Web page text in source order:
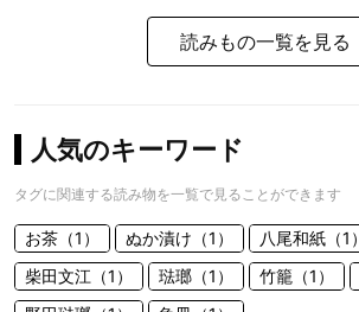
読みもの一覧を見る
人気のキーワード
タグに関連する読み物を一覧で見ることができます
お茶（1） ぬか漬け（1） 八尾和紙（1）
柴田文江（1）
琺瑯（1） 竹籠（1）